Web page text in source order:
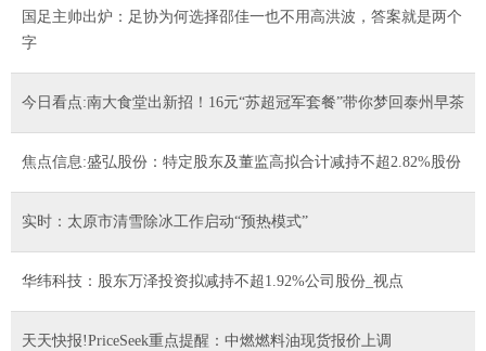
国足主帅出炉：足协为何选择邵佳一也不用高洪波，答案就是两个
字
今日看点:南大食堂出新招！16元“苏超冠军套餐”带你梦回泰州早茶
焦点信息:盛弘股份：特定股东及董监高拟合计减持不超2.82%股份
实时：太原市清雪除冰工作启动“预热模式”
华纬科技：股东万泽投资拟减持不超1.92%公司股份_视点
天天快报!PriceSeek重点提醒：中燃燃料油现货报价上调